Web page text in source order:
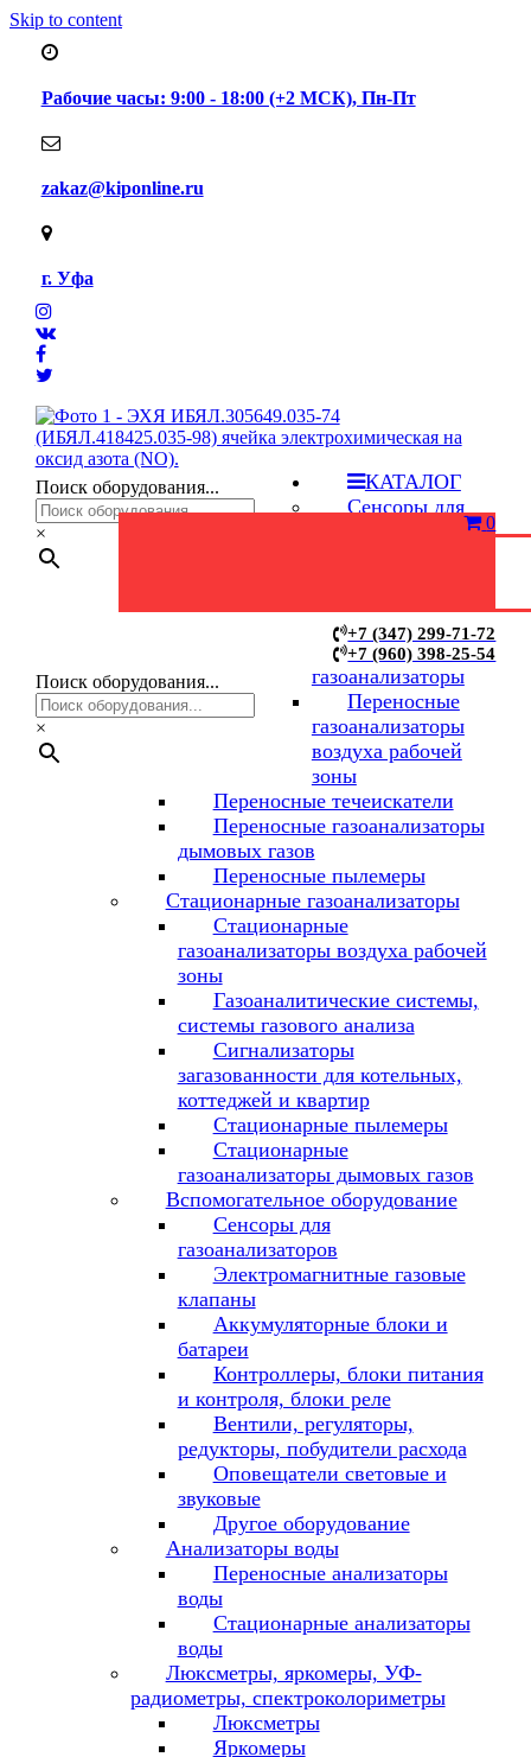
Skip to content
Рабочие часы: 9:00 - 18:00 (+2 МСК), Пн-Пт
zakaz@kiponline.ru
г. Уфа
Поиск оборудования...
×
0
+7 (347) 299-71-72
+7 (960) 398-25-54
Поиск оборудования...
×
КАТАЛОГ
Сенсоры для
газоанализаторов
газоанализаторы
Переносные
газоанализаторы
воздуха рабочей
зоны
Переносные течеискатели
Переносные газоанализаторы
дымовых газов
Переносные пылемеры
Стационарные газоанализаторы
Стационарные
газоанализаторы воздуха рабочей
зоны
Газоаналитические системы,
системы газового анализа
Сигнализаторы
загазованности для котельных,
коттеджей и квартир
Стационарные пылемеры
Стационарные
газоанализаторы дымовых газов
Вспомогательное оборудование
Сенсоры для
газоанализаторов
Электромагнитные газовые
клапаны
Аккумуляторные блоки и
батареи
Контроллеры, блоки питания
и контроля, блоки реле
Вентили, регуляторы,
редукторы, побудители расхода
Оповещатели световые и
звуковые
Другое оборудование
Анализаторы воды
Переносные анализаторы
воды
Стационарные анализаторы
воды
Люксметры, яркомеры, УФ-
радиометры, спектроколориметры
Люксметры
Яркомеры